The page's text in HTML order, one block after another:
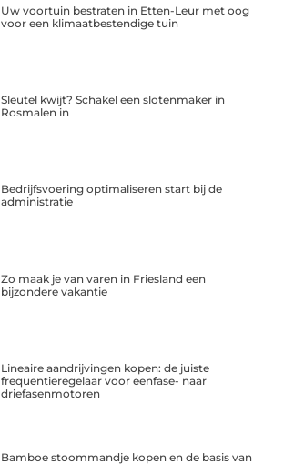
Uw voortuin bestraten in Etten-Leur met oog
voor een klimaatbestendige tuin
Sleutel kwijt? Schakel een slotenmaker in
Rosmalen in
Bedrijfsvoering optimaliseren start bij de
administratie
Zo maak je van varen in Friesland een
bijzondere vakantie
Lineaire aandrijvingen kopen: de juiste
frequentieregelaar voor eenfase- naar
driefasenmotoren
Bamboe stoommandje kopen en de basis van